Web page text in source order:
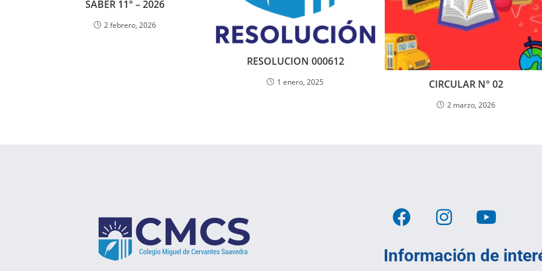
SABER 11° – 2026
2 febrero, 2026
RESOLUCION 000612
1 enero, 2025 CIRCULAR N° 02
2 marzo, 2026
Información de